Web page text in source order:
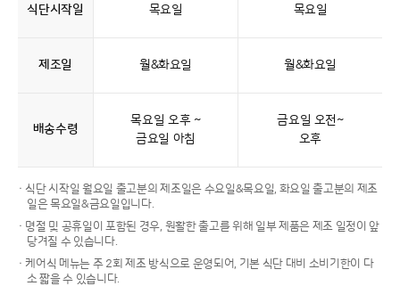
식단시작일 목요일 목요일
제조일 월&화요일 월&화요일
배송수령
목요일 오후 ~
금요일 아침
금요일 오전~
오후
· 식단 시작일 월요일 출고분의 제조일은 수요일&목요일, 화요일 출고분의 제조
일은 목요일&금요일입니다.
· 명절 및 공휴일이 포함된 경우, 원활한 출고를 위해 일부 제품은 제조 일정이 앞
당겨질 수 있습니다.
· 케어식 메뉴는 주 2회 제조 방식으로 운영되어, 기본 식단 대비 소비기한이 다
소 짧을 수 있습니다.